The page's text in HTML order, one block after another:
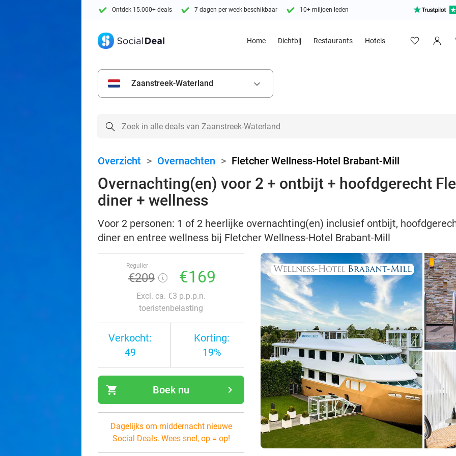
Ontdek 15.000+ deals 7 dagen per week beschikbaar 10+ miljoen leden
Home Dichtbij Restaurants Hotels
Zaanstreek-Waterland keyboard_arrow_down
Overzicht > Overnachten > Fletcher Wellness-Hotel Brabant-Mill
Overnachting(en) voor 2 + ontbijt + hoofdgerecht
diner + wellness
Voor 2 personen: 1 of 2 heerlijke overnachting(en) inclusief ontbijt,
diner en entree wellness bij Fletcher Wellness-Hotel Brabant-Mill
Regulier
€209 €169
Excl. ca. €3 p.p.p.n.
toeristenbelasting
Verkocht:
49
Korting:
19%
shopping_cart navigate_next
Boek nu
Dagelijks om middernacht nieuwe
Social Deals. Wees snel, op = op!